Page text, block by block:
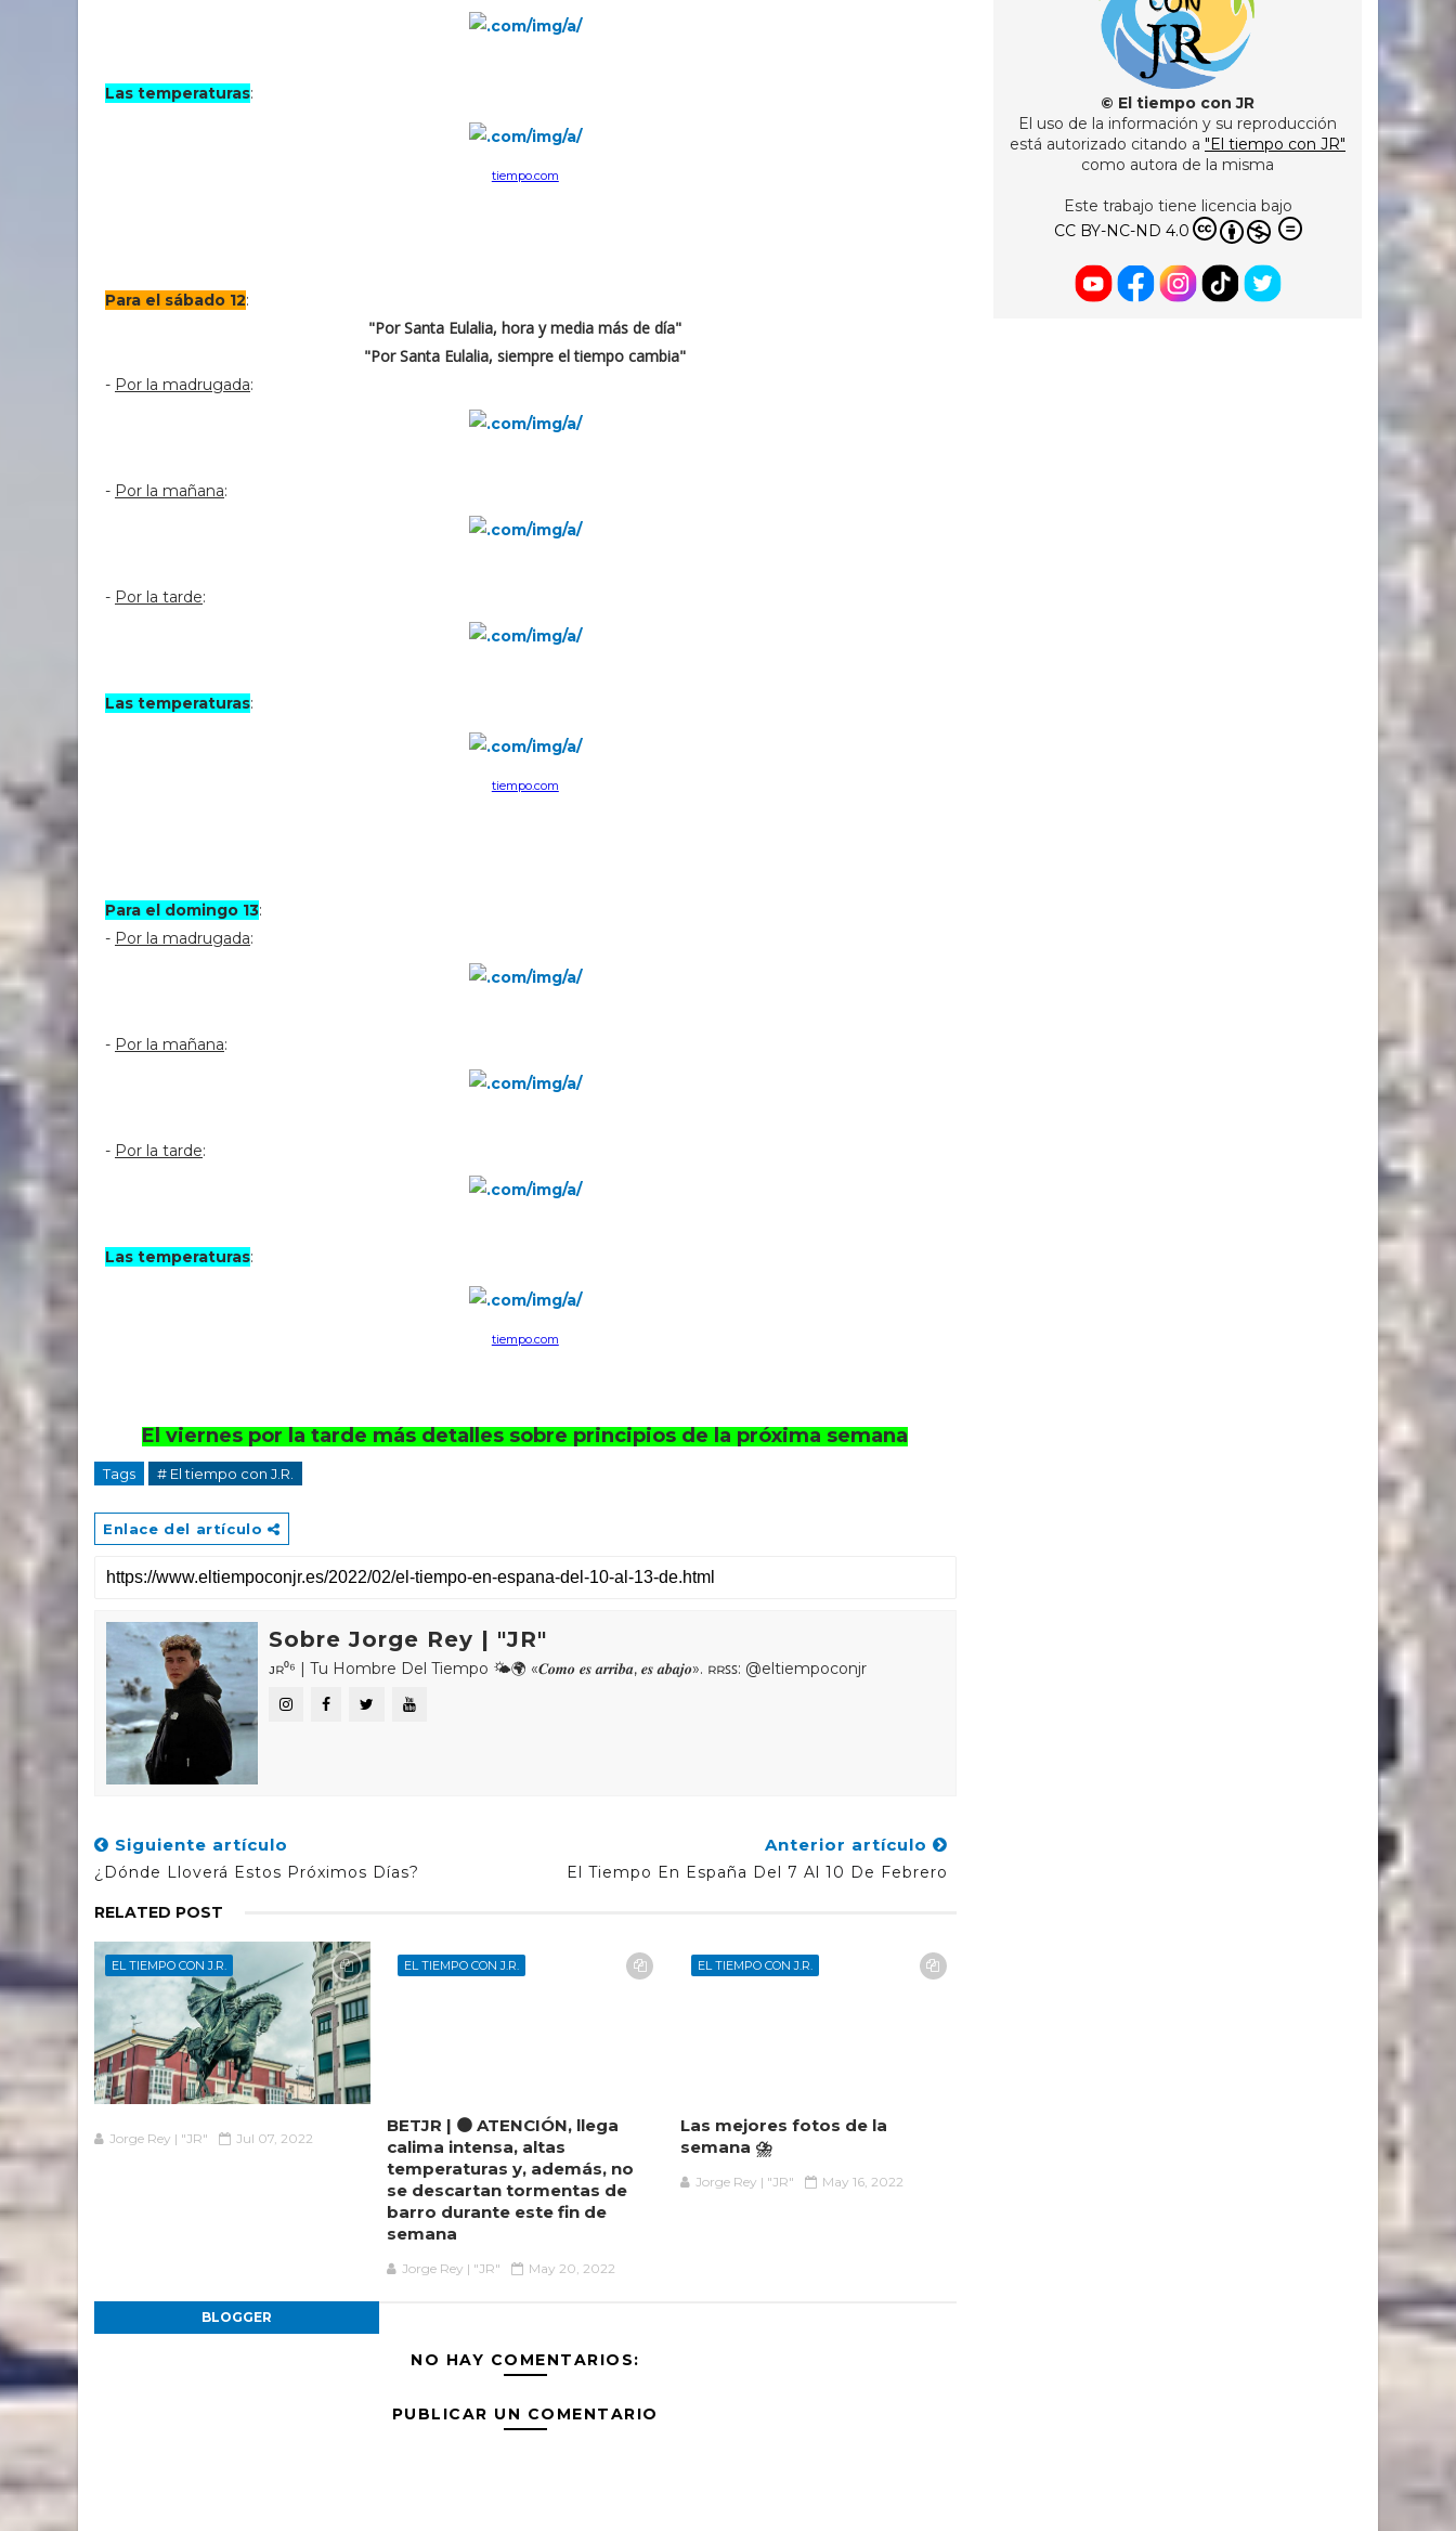
Las temperaturas:
tiempo.com
Para el sábado 12:
"Por Santa Eulalia, hora y media más de día"
"Por Santa Eulalia, siempre el tiempo cambia"
- Por la madrugada:
- Por la mañana:
- Por la tarde:
Las temperaturas:
tiempo.com
Para el domingo 13:
- Por la madrugada:
- Por la mañana:
- Por la tarde:
Las temperaturas:
tiempo.com
El viernes por la tarde más detalles sobre principios de la próxima semana
Tags # El tiempo con J.R.
Enlace del artículo
Sobre Jorge Rey | "JR"
ᴊʀ⁰⁶ | Tu Hombre Del Tiempo 🌤🌍 «𝑪𝒐𝒎𝒐 𝒆𝒔 𝒂𝒓𝒓𝒊𝒃𝒂, 𝒆𝒔 𝒂𝒃𝒂𝒋𝒐». ʀʀꜱꜱ: @eltiempoconjr
Siguiente artículo
¿Dónde Lloverá Estos Próximos Días?
Anterior artículo
El Tiempo En España Del 7 Al 10 De Febrero
RELATED POST
EL TIEMPO CON J.R.
Jorge Rey | "JR" Jul 07, 2022
EL TIEMPO CON J.R.
BETJR | 🟠 ATENCIÓN, llega
calima intensa, altas
temperaturas y, además, no
se descartan tormentas de
barro durante este fin de
semana
Jorge Rey | "JR" May 20, 2022
EL TIEMPO CON J.R.
Las mejores fotos de la
semana ⛈️
Jorge Rey | "JR" May 16, 2022
BLOGGER
NO HAY COMENTARIOS:
PUBLICAR UN COMENTARIO
© El tiempo con JR
El uso de la información y su reproducción
está autorizado citando a "El tiempo con JR"
como autora de la misma
Este trabajo tiene licencia bajo
CC BY-NC-ND 4.0